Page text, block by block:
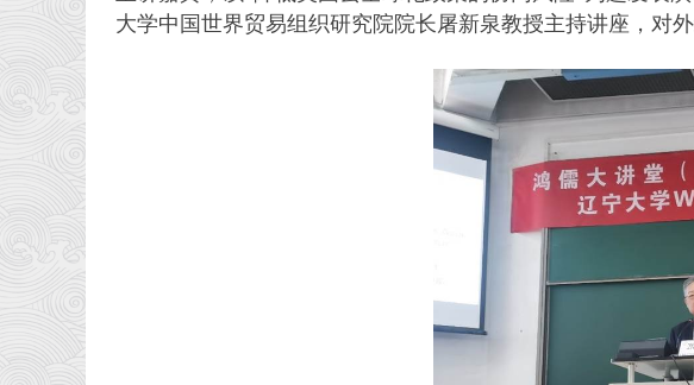
大学中国世界贸易组织研究院院长屠新泉教授主持讲座，对